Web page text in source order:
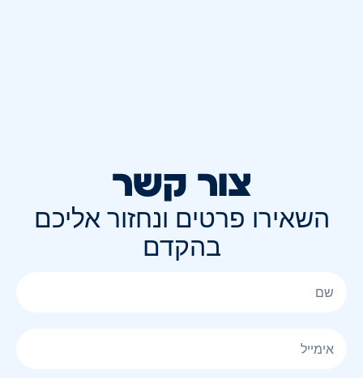
צור קשר
השאירו פרטים ונחזור אליכם
בהקדם